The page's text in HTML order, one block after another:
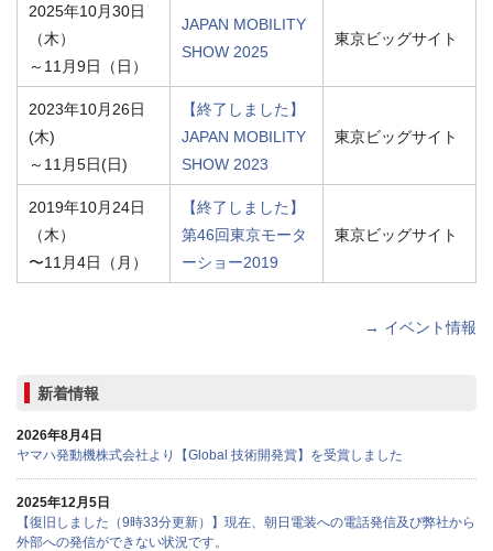
2025年10月30日
（木）
～11月9日（日）
JAPAN MOBILITY
SHOW 2025
東京ビッグサイト
2023年10月26日
(木)
～11月5日(日)
【終了しました】
JAPAN MOBILITY
SHOW 2023
東京ビッグサイト
2019年10月24日
（木）
〜11月4日（月）
【終了しました】
第46回東京モータ
ーショー2019
東京ビッグサイト
→ イベント情報
新着情報
2026年8月4日
ヤマハ発動機株式会社より【Global 技術開発賞】を受賞しました
2025年12月5日
【復旧しました（9時33分更新）】現在、朝日電装への電話発信及び弊社から
外部への発信ができない状況です。